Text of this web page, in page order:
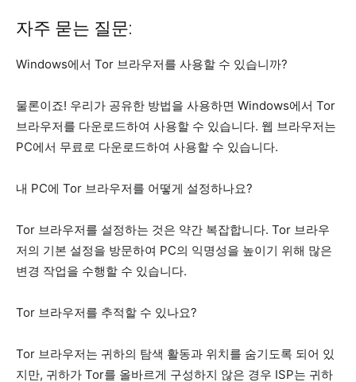
자주 묻는 질문:
Windows에서 Tor 브라우저를 사용할 수 있습니까?
물론이죠! 우리가 공유한 방법을 사용하면 Windows에서 Tor
브라우저를 다운로드하여 사용할 수 있습니다. 웹 브라우저는
PC에서 무료로 다운로드하여 사용할 수 있습니다.
내 PC에 Tor 브라우저를 어떻게 설정하나요?
Tor 브라우저를 설정하는 것은 약간 복잡합니다. Tor 브라우
저의 기본 설정을 방문하여 PC의 익명성을 높이기 위해 많은
변경 작업을 수행할 수 있습니다.
Tor 브라우저를 추적할 수 있나요?
Tor 브라우저는 귀하의 탐색 활동과 위치를 숨기도록 되어 있
지만, 귀하가 Tor를 올바르게 구성하지 않은 경우 ISP는 귀하